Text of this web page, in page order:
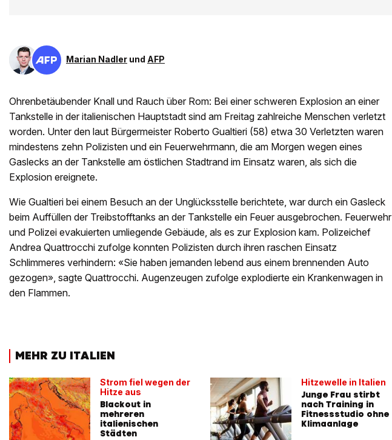
Marian Nadler und AFP
Ohrenbetäubender Knall und Rauch über Rom: Bei einer schweren Explosion an einer
Tankstelle in der italienischen Hauptstadt sind am Freitag zahlreiche Menschen verletzt
worden. Unter den laut Bürgermeister Roberto Gualtieri (58) etwa 30 Verletzten waren
mindestens zehn Polizisten und ein Feuerwehrmann, die am Morgen wegen eines
Gaslecks an der Tankstelle am östlichen Stadtrand im Einsatz waren, als sich die
Explosion ereignete.
Wie Gualtieri bei einem Besuch an der Unglücksstelle berichtete, war durch ein Gasleck
beim Auffüllen der Treibstofftanks an der Tankstelle ein Feuer ausgebrochen. Feuerwehr
und Polizei evakuierten umliegende Gebäude, als es zur Explosion kam. Polizeichef
Andrea Quattrocchi zufolge konnten Polizisten durch ihren raschen Einsatz
Schlimmeres verhindern: «Sie haben jemanden lebend aus einem brennenden Auto
gezogen», sagte Quattrocchi. Augenzeugen zufolge explodierte ein Krankenwagen in
den Flammen.
MEHR ZU ITALIEN
Strom fiel wegen der
Hitze aus
Blackout in
mehreren
italienischen
Städten
Hitzewelle in Italien
Junge Frau stirbt
nach Training in
Fitnessstudio ohne
Klimaanlage